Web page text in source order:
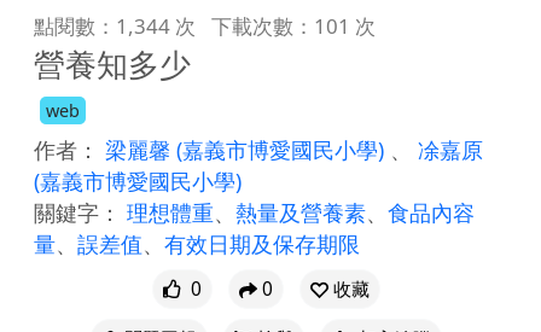
點閱數：1,344 次 下載次數：101 次
營養知多少
web
作者： 梁麗馨 (嘉義市博愛國民小學) 、 凃嘉原
(嘉義市博愛國民小學)
關鍵字： 理想體重、 熱量及營養素、 食品內容
量、 誤差值、 有效日期及保存期限
0 0
收藏